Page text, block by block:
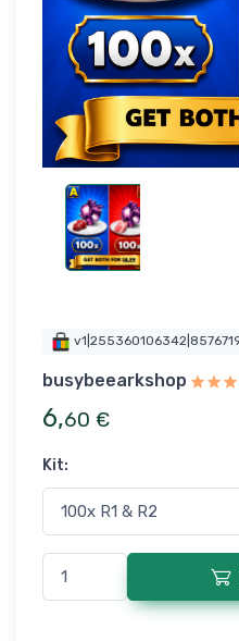
busybeearkshop
6,60 €
Kit: